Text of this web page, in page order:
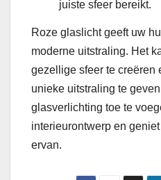
juiste sfeer bereikt.
Roze glaslicht geeft uw
moderne uitstraling. Het
gezellige sfeer te creëren
unieke uitstraling te
glasverlichting toe te
interieurontwerp en
ervan.